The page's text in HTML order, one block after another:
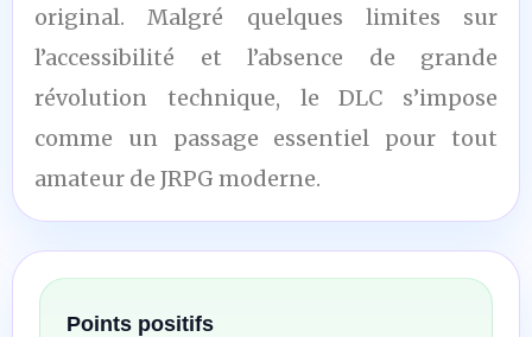
original. Malgré quelques limites sur
l’accessibilité et l’absence de grande
révolution technique, le DLC s’impose
comme un passage essentiel pour tout
amateur de JRPG moderne.
Points positifs